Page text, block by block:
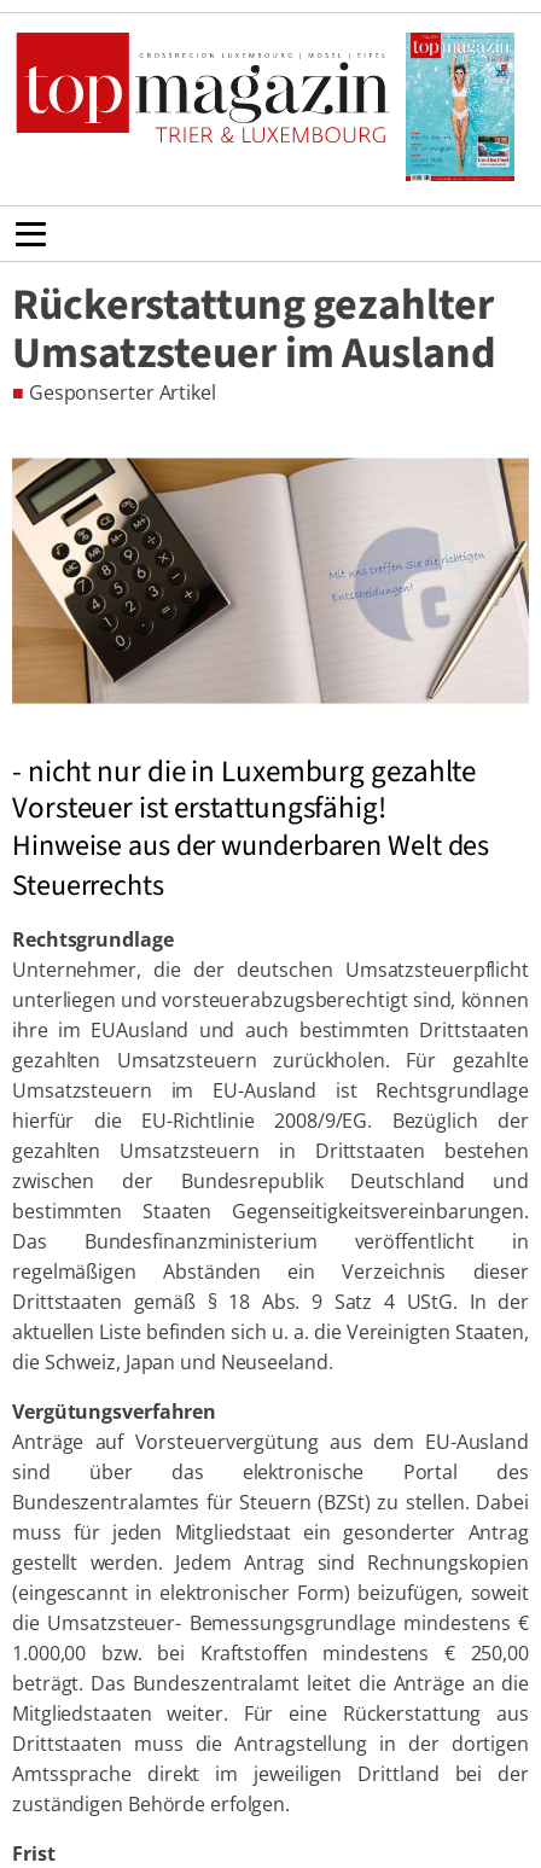
Rückerstattung gezahlter
Umsatzsteuer im Ausland
■ Gesponserter Artikel
- nicht nur die in Luxemburg gezahlte
Vorsteuer ist erstattungsfähig!
Hinweise aus der wunderbaren Welt des
Steuerrechts
Rechtsgrundlage
Unternehmer, die der deutschen Umsatzsteuerpflicht
unterliegen und vorsteuerabzugsberechtigt sind, können
ihre im EUAusland und auch bestimmten Drittstaaten
gezahlten Umsatzsteuern zurückholen. Für gezahlte
Umsatzsteuern im EU-Ausland ist Rechtsgrundlage
hierfür die EU-Richtlinie 2008/9/EG. Bezüglich der
gezahlten Umsatzsteuern in Drittstaaten bestehen
zwischen der Bundesrepublik Deutschland und
bestimmten Staaten Gegenseitigkeitsvereinbarungen.
Das Bundesfinanzministerium veröffentlicht in
regelmäßigen Abständen ein Verzeichnis dieser
Drittstaaten gemäß § 18 Abs. 9 Satz 4 UStG. In der
aktuellen Liste befinden sich u. a. die Vereinigten Staaten,
die Schweiz, Japan und Neuseeland.
Vergütungsverfahren
Anträge auf Vorsteuervergütung aus dem EU-Ausland
sind über das elektronische Portal des
Bundeszentralamtes für Steuern (BZSt) zu stellen. Dabei
muss für jeden Mitgliedstaat ein gesonderter Antrag
gestellt werden. Jedem Antrag sind Rechnungskopien
(eingescannt in elektronischer Form) beizufügen, soweit
die Umsatzsteuer- Bemessungsgrundlage mindestens €
1.000,00 bzw. bei Kraftstoffen mindestens € 250,00
beträgt. Das Bundeszentralamt leitet die Anträge an die
Mitgliedstaaten weiter. Für eine Rückerstattung aus
Drittstaaten muss die Antragstellung in der dortigen
Amtssprache direkt im jeweiligen Drittland bei der
zuständigen Behörde erfolgen.
Frist